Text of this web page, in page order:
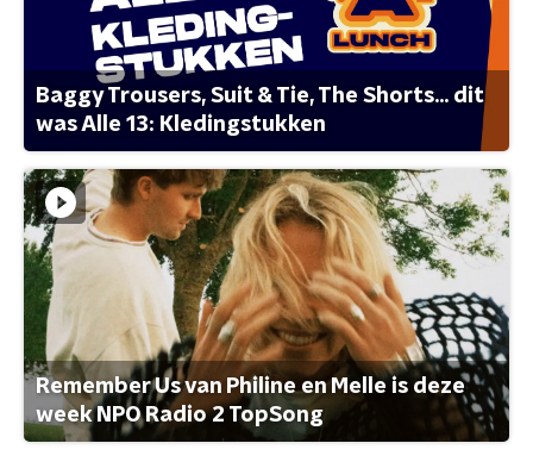
Baggy Trousers, Suit & Tie, The Shorts... dit
was Alle 13: Kledingstukken
Remember Us van Philine en Melle is deze
week NPO Radio 2 TopSong